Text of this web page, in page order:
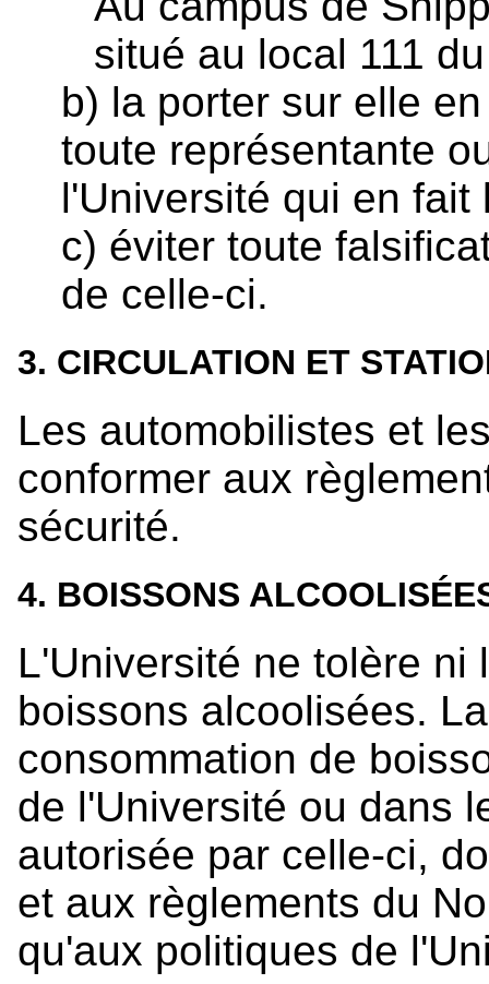
situé au local 111
b) la porter sur elle
toute représentante
l'Université qui en fait
c) éviter toute
de celle-ci.
3. CIRCULATION ET
Les automobilistes et
conformer aux
sécurité.
4. BOISSONS
L'Université ne tolère
boissons alcoolisées.
consommation de
de l'Université ou dans
autorisée par celle-ci,
et aux règlements du
qu'aux politiques de